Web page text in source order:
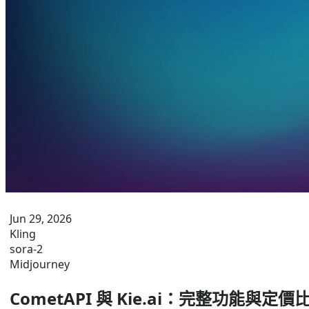
Jun 29, 2026
Kling
sora-2
Midjourney
CometAPI 與 Kie.ai：完整功能與定價